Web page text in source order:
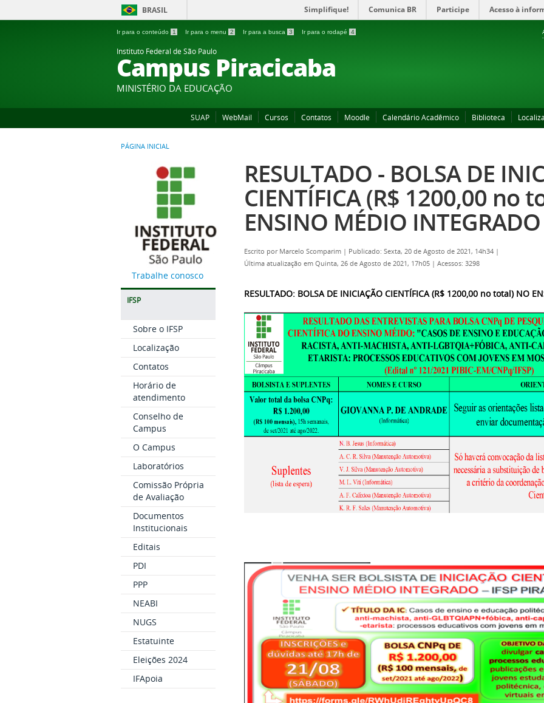
BRASIL Simplifique! Comunica BR Participe Acesso à
Ir para o conteúdo 1 Ir para o menu 2 Ir para a busca 3 Ir para o rodapé 4
Instituto Federal de São Paulo
Campus Piracicaba
MINISTÉRIO DA EDUCAÇÃO
SUAP WebMail Cursos Contatos Moodle Calendário Acadêmico Biblioteca
PÁGINA INICIAL
Trabalhe conosco
IFSP
Sobre o IFSP
Localização
Contatos
Horário de
atendimento
Conselho de
Campus
O Campus
Laboratórios
Comissão Própria
de Avaliação
Documentos
Institucionais
Editais
PDI
PPP
NEABI
NUGS
Estatuinte
Eleições 2024
IFApoia
RESULTADO - BOLSA DE
CIENTÍFICA (R$ 1200,00 no
ENSINO MÉDIO
Escrito por Marcelo Scomparim | Publicado: Sexta, 20 de Agosto de 2021, 14h34 |
Última atualização em Quinta, 26 de Agosto de 2021, 17h05 | Acessos: 3298
RESULTADO: BOLSA DE INICIAÇÃO CIENTÍFICA (R$ 1200,00 no total) NO